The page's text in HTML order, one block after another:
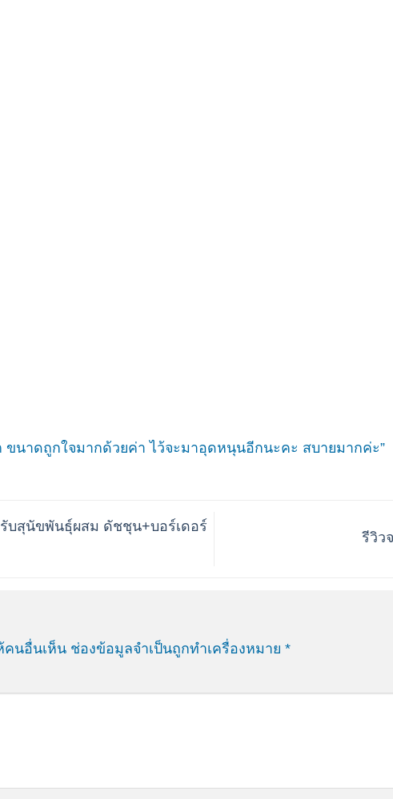
ขนาดถูกใจมากด้วยค่า ไว้จะมาอุดหนุนอีกนะคะ สบายมากค่ะ”
บสุนัขพันธุ์ผสม ดัชชุน+บอร์เดอร์
รีวิว
คนอื่นเห็น ช่องข้อมูลจำเป็นถูกทำเครื่องหมาย *